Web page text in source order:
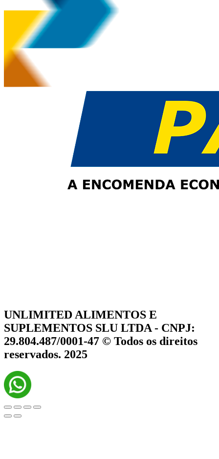
UNLIMITED ALIMENTOS E
SUPLEMENTOS SLU LTDA - CNPJ:
29.804.487/0001-47 © Todos os direitos
reservados. 2025